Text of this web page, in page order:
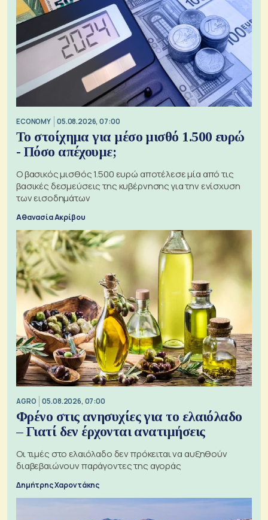
ECONOMY 05.08.2026, 07:00
Το στοίχημα για μέσο μισθό 1.500 ευρώ
- Πόσο απέχουμε;
Ο βασικός μισθός 1.500 ευρώ αποτέλεσε μία από τις
βασικές δεσμεύσεις της κυβέρνησης για την ενίσχυση
των εισοδημάτων
Αθανασία Ακρίβου
AGRO 05.08.2026, 07:00
Φρένο στις ανησυχίες για το ελαιόλαδο
– Γιατί δεν έρχονται ανατιμήσεις
Οι τιμές στο ελαιόλαδο δεν πρόκειται να αυξηθούν
διαβεβαιώνουν παράγοντες της αγοράς
Δημήτρης Χαροντάκης